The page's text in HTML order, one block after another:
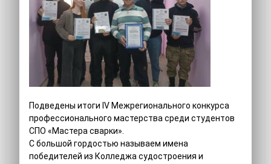
Подведены итоги IV Межрегионального конкурса
профессионального мастерства среди студентов
СПО «Мастера сварки».
С большой гордостью называем имена
победителей из Колледжа судостроения и